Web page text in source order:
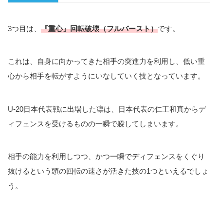
3つ目は、 『重心』回転破壊（フルバースト）です。
これは、自身に向かってきた相手の突進力を利用し、低い重
心から相手を転がすようにいなしていく技となっています。
U-20日本代表戦に出場した凛は、日本代表の仁王和真からデ
ィフェンスを受けるものの一瞬で躱してしまいます。
相手の能力を利用しつつ、かつ一瞬でディフェンスをくぐり
抜けるという頭の回転の速さが活きた技の1つといえるでしょ
う。